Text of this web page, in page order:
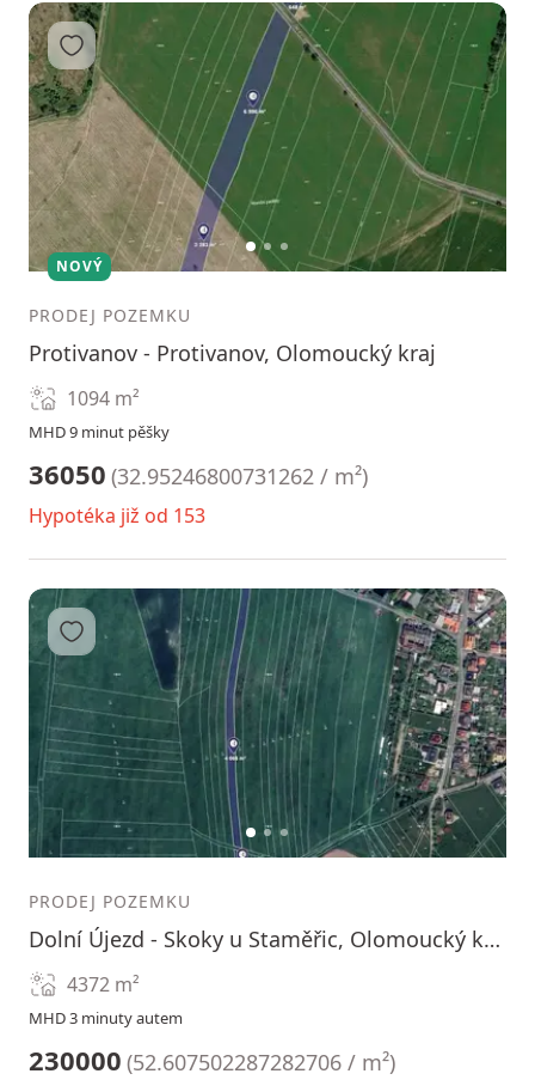
12 3
Přidat do oblíbených
NOVÝ
PRODEJ POZEMKU
Protivanov - Protivanov, Olomoucký kraj
1094 m²
MHD 9 minut pěšky
36050 (32.95246800731262 / m²)
Hypotéka již od 153
12 3
Přidat do oblíbených
PRODEJ POZEMKU
Dolní Újezd - Skoky u Staměřic, Olomoucký kraj
4372 m²
MHD 3 minuty autem
230000 (52.607502287282706 / m²)